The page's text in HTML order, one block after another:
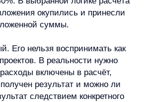
ROIозначает, что вложения
логике расчёта.
80 000 рублей результата,
будет отрицательным: минус
случае ROI составит
показывает, что вложения
результата.